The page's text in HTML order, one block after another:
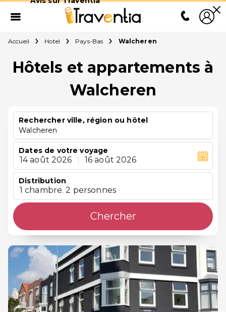
Accueil Hotel Pays-Bas Walcheren
Hôtels et appartements à
Walcheren
Rechercher ville, région ou hôtel
Walcheren
Dates de votre voyage
14 août 2026 16 août 2026
Distribution
1 chambre. 2 personnes
Chercher